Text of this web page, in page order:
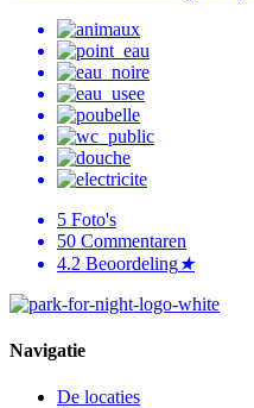
5 Foto's
50 Commentaren
4.2 Beoordeling★
Navigatie
De locaties